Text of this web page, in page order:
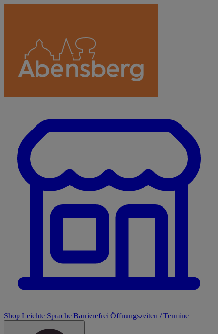
Shop Leichte Sprache Barrierefrei Öffnungszeiten / Termine